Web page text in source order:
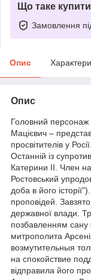
Що таке
Замовлення
Опис
Опис
Головний персонаж
Мацієвич –
просвітителів у
Останній із
Катерини ІІ. Член
Ростовський
доба в його
проповідей.
державної влади.
позбавленням сану
митрополита
возмутительныя
на спокойствие
відправила його